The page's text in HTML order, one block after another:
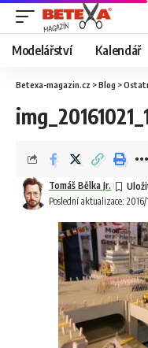
Modelářství Kalendář
Betexa-magazin.cz >Blog >
Poslední aktualizace:
Tomáš Bělka Jr.